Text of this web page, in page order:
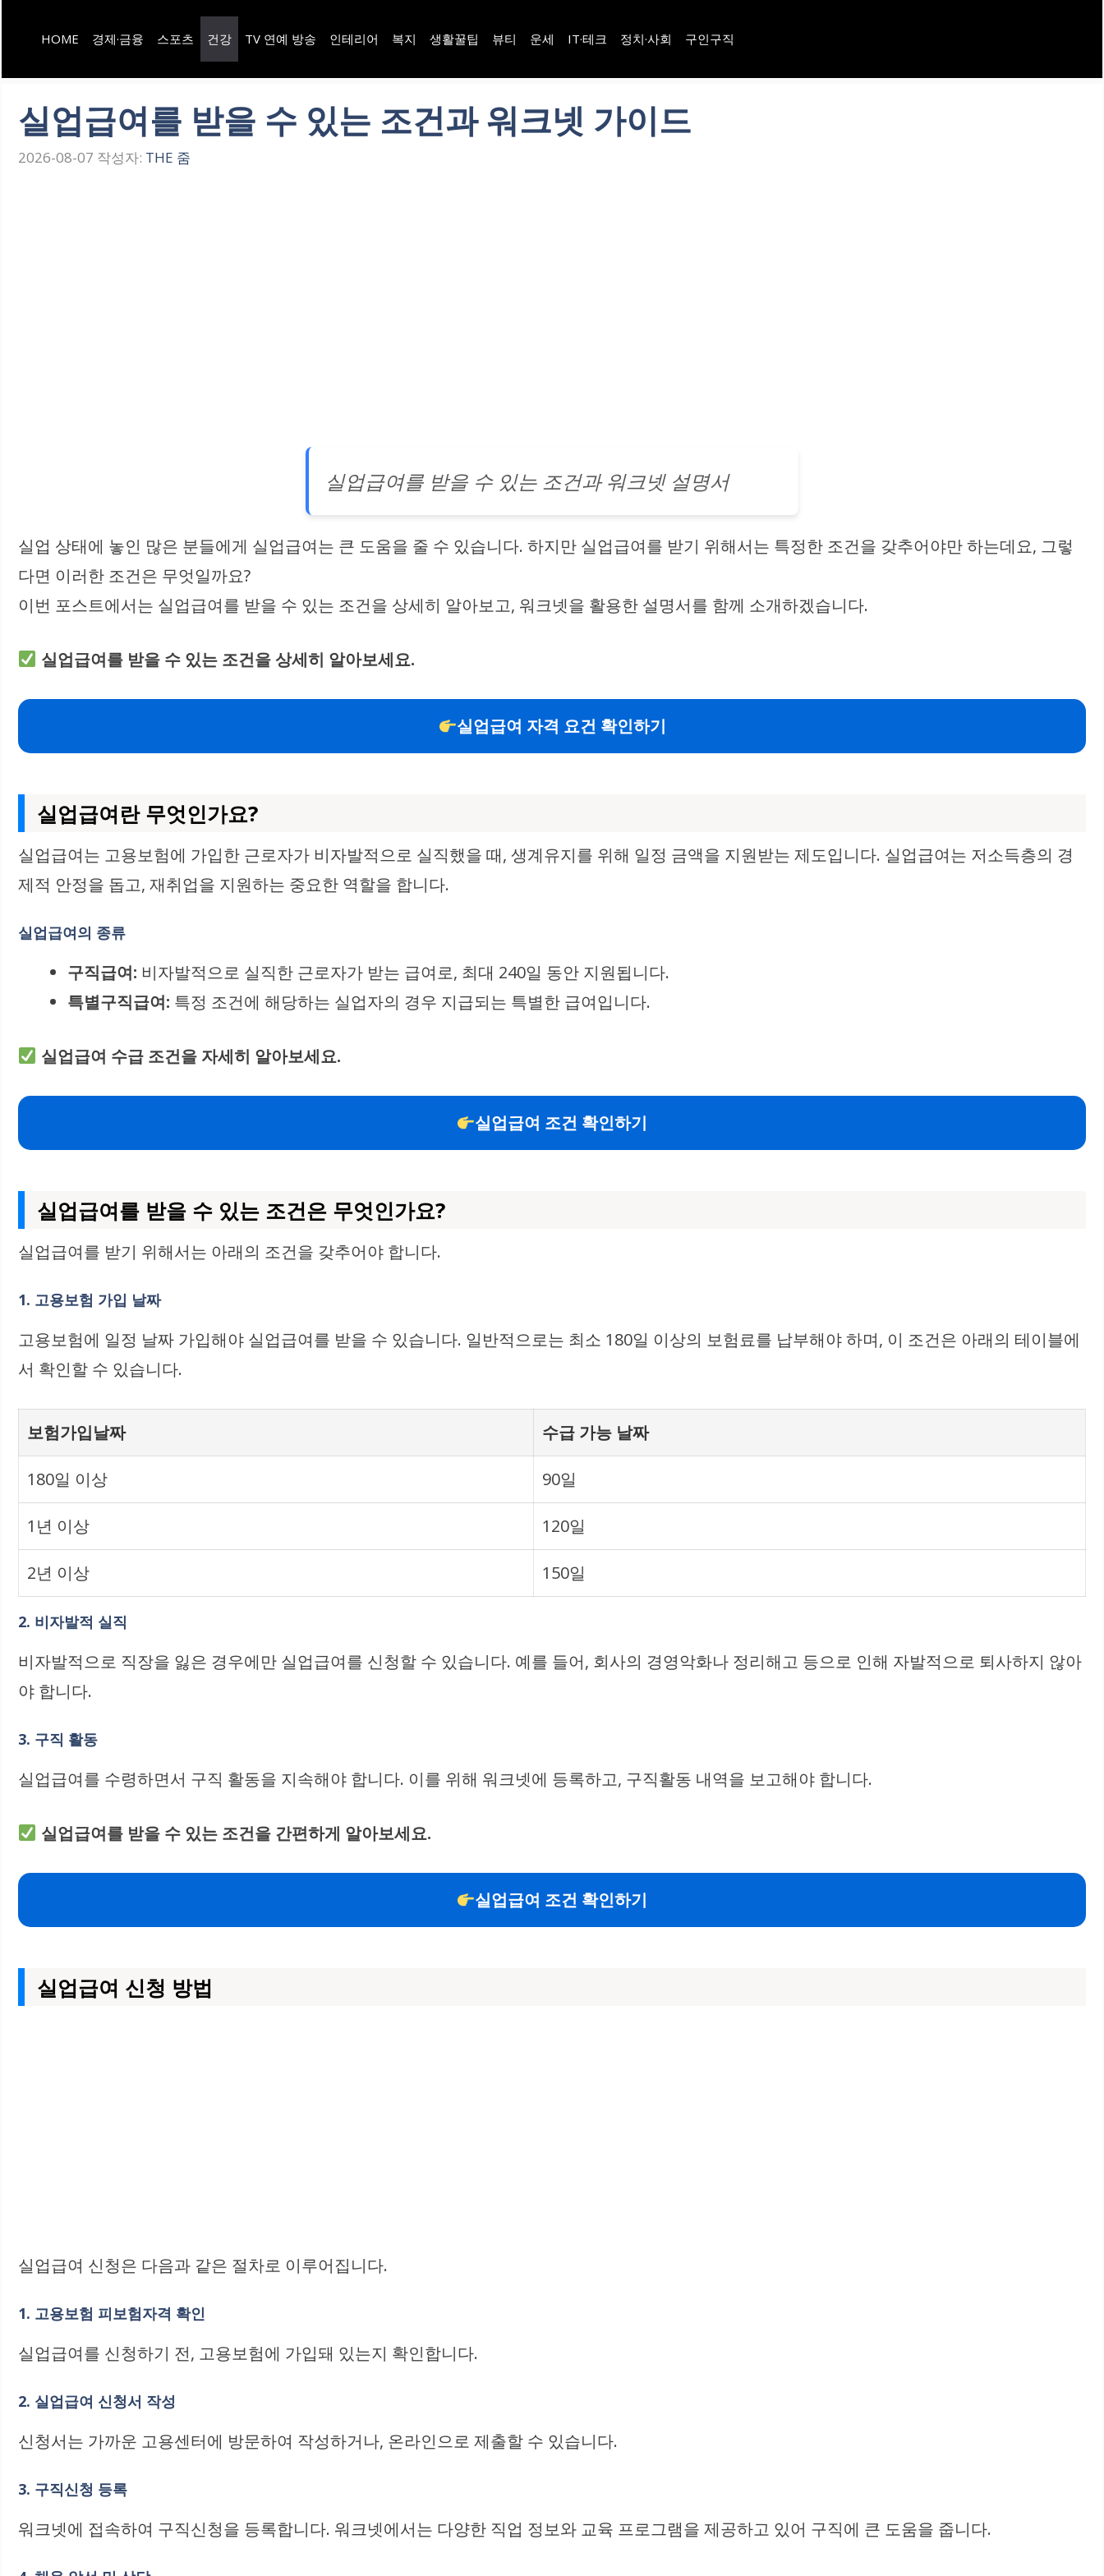
츠
HOME 경제·금융 스포츠 건강 TV 연예 방송 인테리어 복지 생활꿀팁 뷰티 운세 IT·테크 정치·사회 구인구직
실업급여를 받을 수 있는 조건과 워크넷 가이드
2026-08-07 작성자: THE 줌
실업급여를 받을 수 있는 조건과 워크넷 설명서
실업 상태에 놓인 많은 분들에게 실업급여는 큰 도움을 줄 수 있습니다. 하지만 실업급여를 받기 위해서는 특정한 조건을 갖추어야만 하는데요, 그렇
다면 이러한 조건은 무엇일까요?
이번 포스트에서는 실업급여를 받을 수 있는 조건을 상세히 알아보고, 워크넷을 활용한 설명서를 함께 소개하겠습니다.
실업급여를 받을 수 있는 조건을 상세히 알아보세요.
실업급여 자격 요건 확인하기
실업급여란 무엇인가요?
실업급여는 고용보험에 가입한 근로자가 비자발적으로 실직했을 때, 생계유지를 위해 일정 금액을 지원받는 제도입니다. 실업급여는 저소득층의 경
제적 안정을 돕고, 재취업을 지원하는 중요한 역할을 합니다.
실업급여의 종류
구직급여: 비자발적으로 실직한 근로자가 받는 급여로, 최대 240일 동안 지원됩니다.
특별구직급여: 특정 조건에 해당하는 실업자의 경우 지급되는 특별한 급여입니다.
실업급여 수급 조건을 자세히 알아보세요.
실업급여 조건 확인하기
실업급여를 받을 수 있는 조건은 무엇인가요?
실업급여를 받기 위해서는 아래의 조건을 갖추어야 합니다.
1. 고용보험 가입 날짜
고용보험에 일정 날짜 가입해야 실업급여를 받을 수 있습니다. 일반적으로는 최소 180일 이상의 보험료를 납부해야 하며, 이 조건은 아래의 테이블에
서 확인할 수 있습니다.
보험가입날짜 수급 가능 날짜
180일 이상 90일
1년 이상 120일
2년 이상 150일
2. 비자발적 실직
비자발적으로 직장을 잃은 경우에만 실업급여를 신청할 수 있습니다. 예를 들어, 회사의 경영악화나 정리해고 등으로 인해 자발적으로 퇴사하지 않아
야 합니다.
3. 구직 활동
실업급여를 수령하면서 구직 활동을 지속해야 합니다. 이를 위해 워크넷에 등록하고, 구직활동 내역을 보고해야 합니다.
실업급여를 받을 수 있는 조건을 간편하게 알아보세요.
실업급여 조건 확인하기
실업급여 신청 방법
실업급여 신청은 다음과 같은 절차로 이루어집니다.
1. 고용보험 피보험자격 확인
실업급여를 신청하기 전, 고용보험에 가입돼 있는지 확인합니다.
2. 실업급여 신청서 작성
신청서는 가까운 고용센터에 방문하여 작성하거나, 온라인으로 제출할 수 있습니다.
3. 구직신청 등록
워크넷에 접속하여 구직신청을 등록합니다. 워크넷에서는 다양한 직업 정보와 교육 프로그램을 제공하고 있어 구직에 큰 도움을 줍니다.